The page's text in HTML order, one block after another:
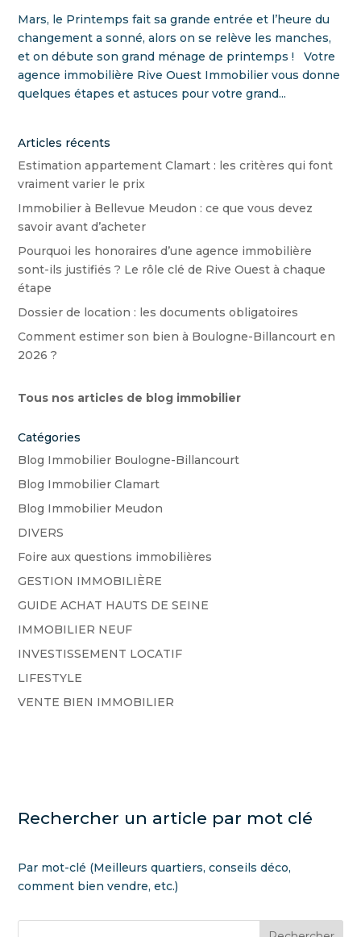
Mars, le Printemps fait sa grande entrée et l’heure du
changement a sonné, alors on se relève les manches,
et on débute son grand ménage de printemps ! Votre
agence immobilière Rive Ouest Immobilier vous donne
quelques étapes et astuces pour votre grand...
Articles récents
Estimation appartement Clamart : les critères qui font
vraiment varier le prix
Immobilier à Bellevue Meudon : ce que vous devez
savoir avant d’acheter
Pourquoi les honoraires d’une agence immobilière
sont-ils justifiés ? Le rôle clé de Rive Ouest à chaque
étape
Dossier de location : les documents obligatoires
Comment estimer son bien à Boulogne-Billancourt en
2026 ?
Tous nos articles de blog immobilier
Catégories
Blog Immobilier Boulogne-Billancourt
Blog Immobilier Clamart
Blog Immobilier Meudon
DIVERS
Foire aux questions immobilières
GESTION IMMOBILIÈRE
GUIDE ACHAT HAUTS DE SEINE
IMMOBILIER NEUF
INVESTISSEMENT LOCATIF
LIFESTYLE
VENTE BIEN IMMOBILIER
Rechercher un article par mot clé
Par mot-clé (Meilleurs quartiers, conseils déco,
comment bien vendre, etc.)